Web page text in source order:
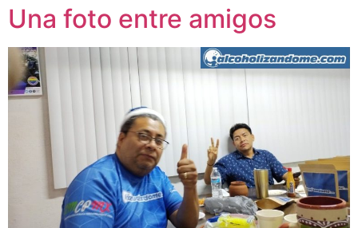
Una foto entre amigos